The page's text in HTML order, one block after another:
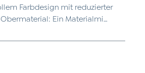
Farbdesign mit reduzierter
Ein Materialmi…